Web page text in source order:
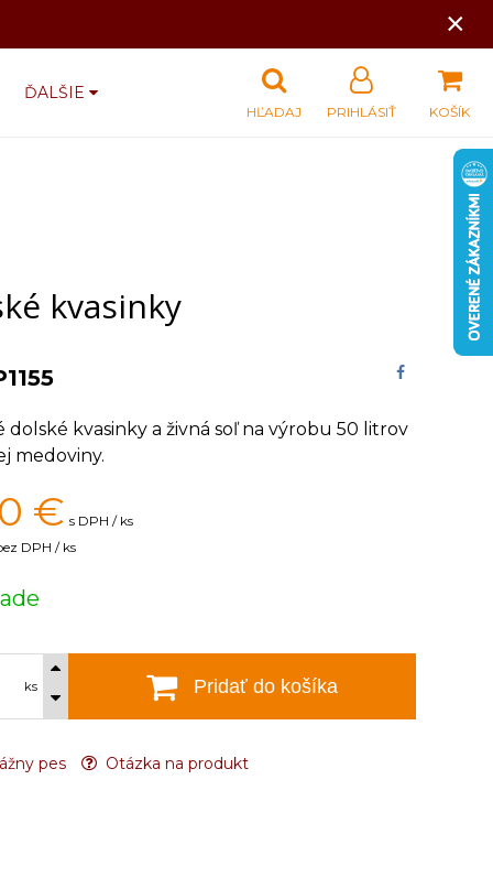
×
ĎALŠIE
KOŠÍK
PRIHLÁSIŤ
HĽADAJ
kvasinky
dolské kvasinky a živná soľ na výrobu 50 litrov
medoviny.
€ s DPH / ks
DPH / ks
ks Pridať do košíka
pes Otázka na produkt